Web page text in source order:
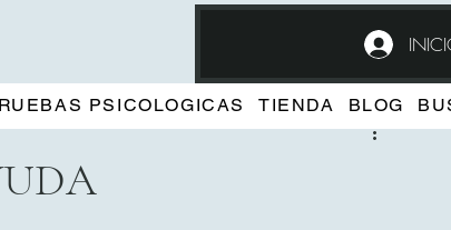
PSICOLOGICAS TIENDA BLOG